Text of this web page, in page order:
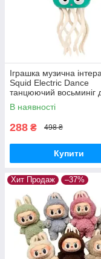
Іграшка музична
Squid Electric Dance
танцюючий восьминіг
малюків Зелений
В наявності
288 ₴ 498 ₴
Купити
Хит Продаж –37%